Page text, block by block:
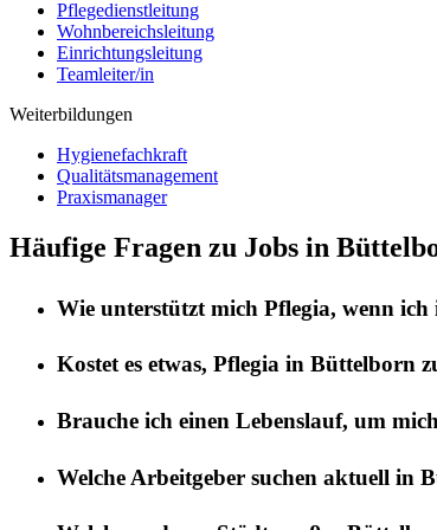
Pflegedienstleitung
Wohnbereichsleitung
Einrichtungsleitung
Teamleiter/in
Weiterbildungen
Hygienefachkraft
Qualitätsmanagement
Praxismanager
Häufige Fragen zu Jobs in
Wie unterstützt mich Pflegia, wenn ich
Kostet es etwas, Pflegia in Büttelborn
Brauche ich einen Lebenslauf, um
Welche Arbeitgeber suchen aktuell in